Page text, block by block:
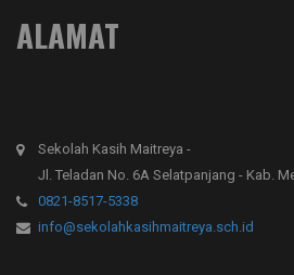
ALAMAT
Sekolah Kasih Maitreya -
Jl. Teladan No. 6A Selatpanjang - Kab.
0821-8517-5338
info@sekolahkasihmaitreya.sch.id